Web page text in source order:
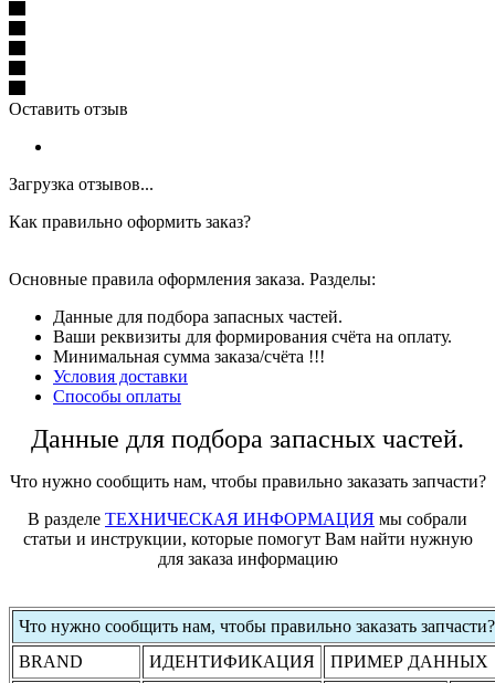
Оставить отзыв
Загрузка отзывов...
Как правильно оформить заказ?
Основные правила оформления заказа. Разделы:
Данные для подбора запасных частей.
Ваши реквизиты для формирования счёта на оплату.
Минимальная сумма заказа/счёта !!!
Условия доставки
Способы оплаты
Данные для подбора запасных частей.
Что нужно сообщить нам, чтобы правильно заказать запчасти?
В разделе ТЕХНИЧЕСКАЯ ИНФОРМАЦИЯ мы собрали
статьи и инструкции, которые помогут Вам найти нужную
для заказа информацию
Что нужно сообщить нам, чтобы правильно заказать запчасти?
BRAND
ИДЕНТИФИКАЦИЯ ПРИМЕР ДАННЫХ